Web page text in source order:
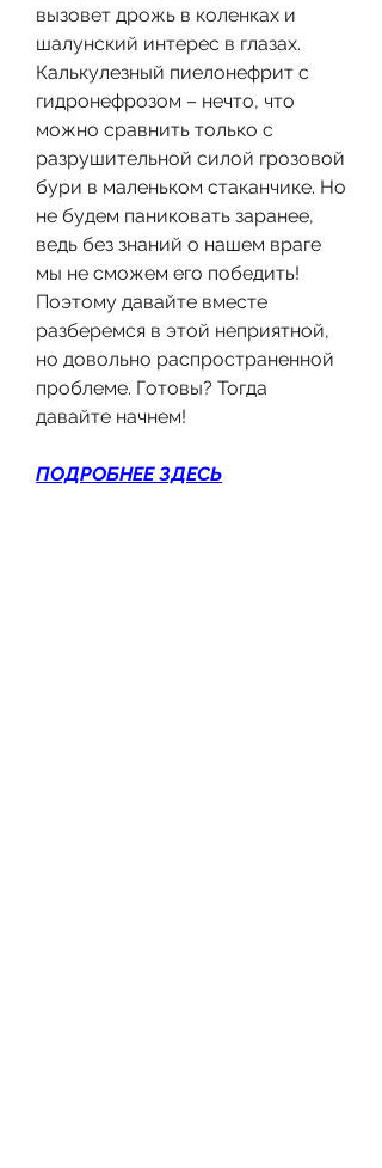
вызовет дрожь в коленках и
шалунский интерес в глазах.
Калькулезный пиелонефрит с
гидронефрозом – нечто, что
можно сравнить только с
разрушительной силой грозовой
бури в маленьком стаканчике. Но
не будем паниковать заранее,
ведь без знаний о нашем враге
мы не сможем его победить!
Поэтому давайте вместе
разберемся в этой неприятной,
но довольно распространенной
проблеме. Готовы? Тогда
давайте начнем!
ПОДРОБНЕЕ ЗДЕСЬ